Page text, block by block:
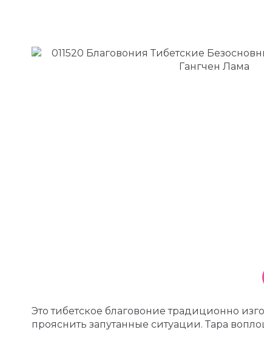
Это тибетское благовоние традиционно
прояснить запутанные ситуации. Тара